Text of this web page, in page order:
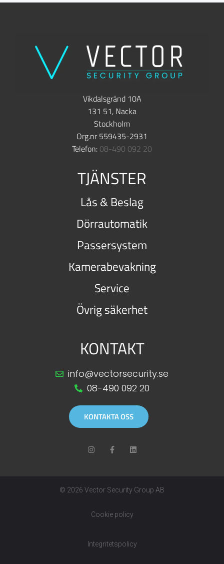
Vikdalsgränd 10A
131 51, Nacka
Stockholm
Org.nr 559435-2931
Telefon: 08-490 092 20
TJÄNSTER
Lås & Beslag
Dörrautomatik
Passersystem
Kamerabevakning
Service
Övrig säkerhet
KONTAKT
info@vectorsecurity.se
08-490 092 20
KONTAKTA OSS
© 2026 Vector Security Group AB
Cookie policy
Integritetspolicy